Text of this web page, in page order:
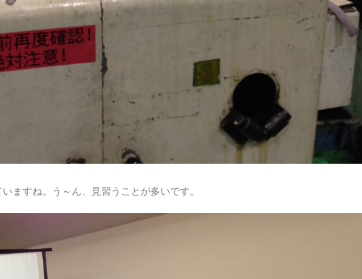
ますね。う～ん、見習うことが多いです。